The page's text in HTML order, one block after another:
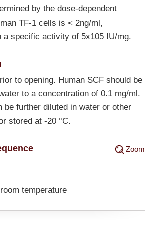
by the dose-dependent
TF-1 cells is < 2ng/ml,
a specific activity of 5x105 IU/mg.
to opening. Human SCF should be
to a concentration of 0.1 mg/ml.
be further diluted in water or other
stored at -20 °C.
Zoom
temperature